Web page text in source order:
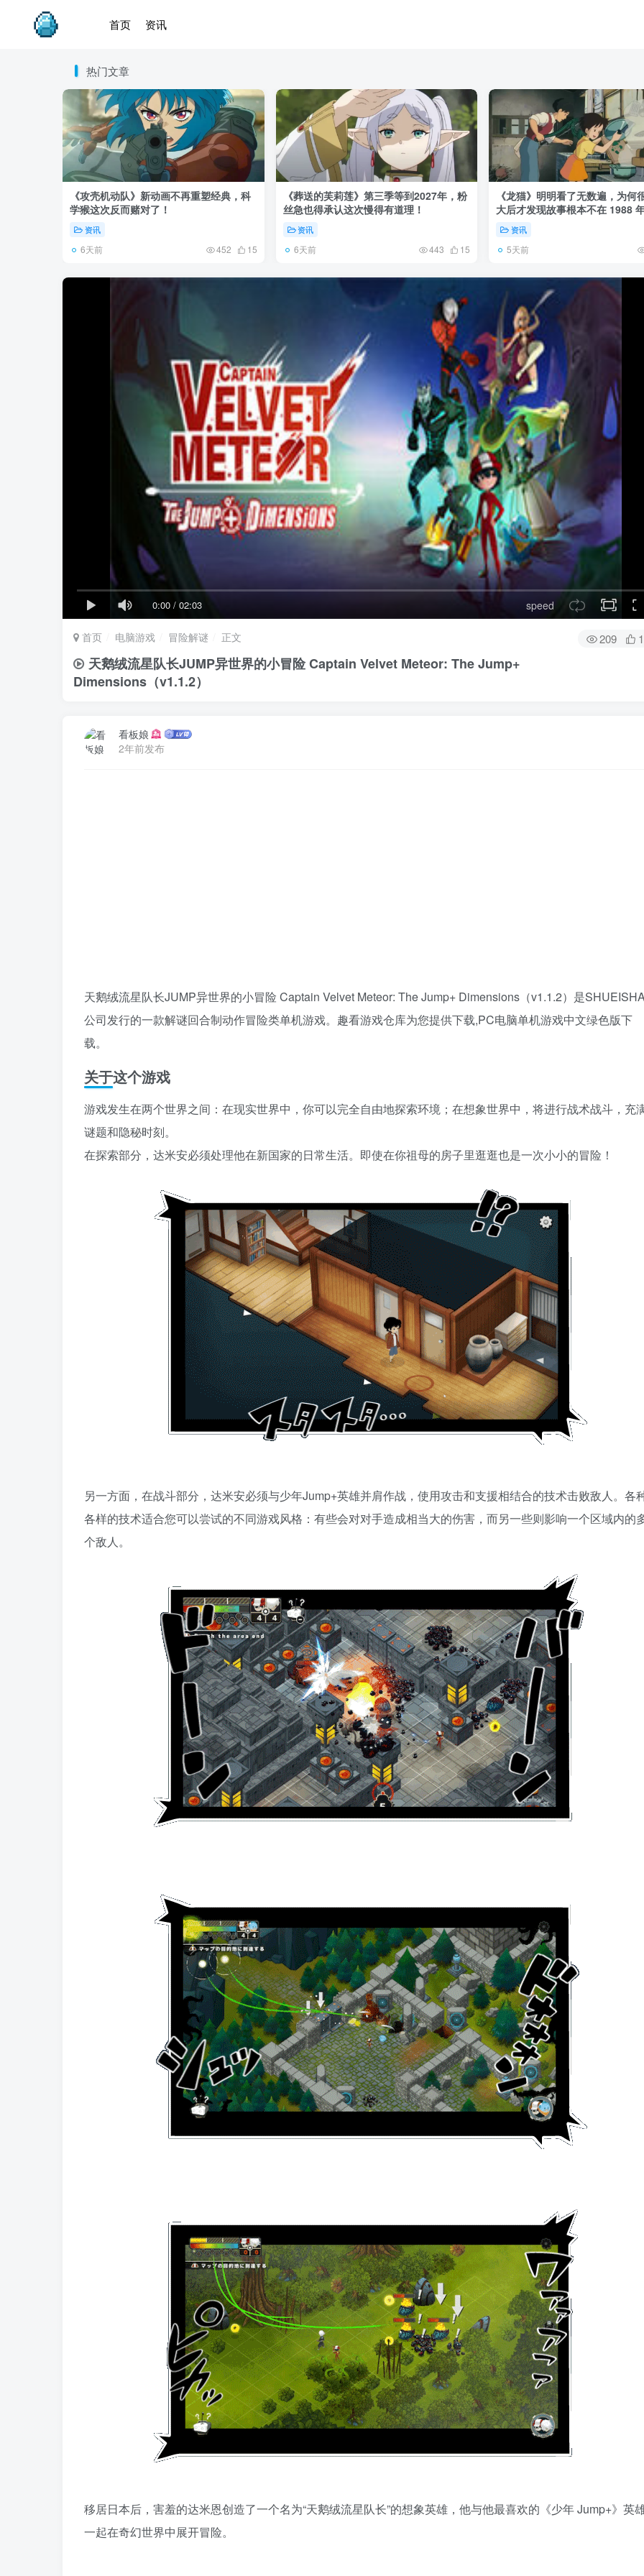
首页 资讯
热门文章
《攻壳机动队》新动画不再重塑经典，科
学猴这次反而赌对了！
资讯
6天前 452 15
《葬送的芙莉莲》第三季等到2027年，粉
丝急也得承认这次慢得有道理！
资讯
6天前 443 15
《龙猫》明明看了无数遍，为何
大后才发现故事根本不在 1988
资讯
5天前
0:00 / 02:03 speed
首页 电脑游戏 冒险解谜 正文 209
天鹅绒流星队长JUMP异世界的小冒险 Captain Velvet Meteor: The Jump+
Dimensions（v1.1.2）
看板娘
2年前发布
天鹅绒流星队长JUMP异世界的小冒险 Captain Velvet Meteor: The Jump+ Dimensions（v1.1.2）是
公司发行的一款解谜回合制动作冒险类单机游戏。趣看游戏仓库为您提供下载,PC电脑单机游戏中文绿色版下
载。
关于这个游戏
游戏发生在两个世界之间：在现实世界中，你可以完全自由地探索环境；在想象世界中，将进行战术战斗，充
谜题和隐秘时刻。
在探索部分，达米安必须处理他在新国家的日常生活。即使在你祖母的房子里逛逛也是一次小小的冒险！
另一方面，在战斗部分，达米安必须与少年Jump+英雄并肩作战，使用攻击和支援相结合的技术击败敌人。各
各样的技术适合您可以尝试的不同游戏风格：有些会对对手造成相当大的伤害，而另一些则影响一个区域内的
个敌人。
移居日本后，害羞的达米恩创造了一个名为“天鹅绒流星队长”的想象英雄，他与他最喜欢的《少年 Jump+》英
一起在奇幻世界中展开冒险。